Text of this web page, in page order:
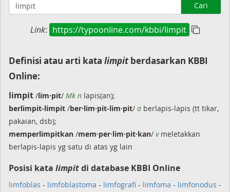
Cari
Link: https://typoonline.com/kbbi/limpit
Definisi atau arti kata limpitberdasarkan KBBI
Online:
limpit /lim·pit/ Mk n lapis(an);
berlimpit-limpit /ber·lim·pit-lim·pit/ a berlapis-lapis (tt tikar,
pakaian, dsb);
memperlimpitkan /mem·per·lim·pit·kan/ vmeletakkan
berlapis-lapis yg satu di atas yg lain
Posisi kata limpitdi database KBBI Online
limfoblas - limfoblastoma - limfografi - limfoma - limfonodus -